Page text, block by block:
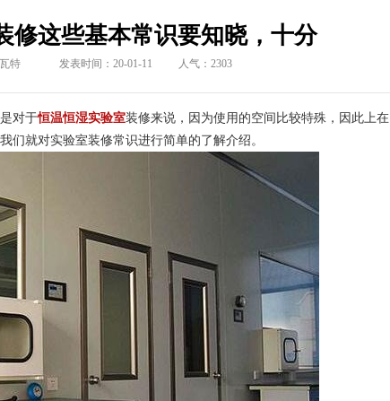
修这些基本常识要知晓，十分
特 发表时间：20-01-11 人气： 2303
对于恒温恒湿实验室装修来说，因为使用的空间比较特殊，因此上在
们就对实验室装修常识进行简单的了解介绍。